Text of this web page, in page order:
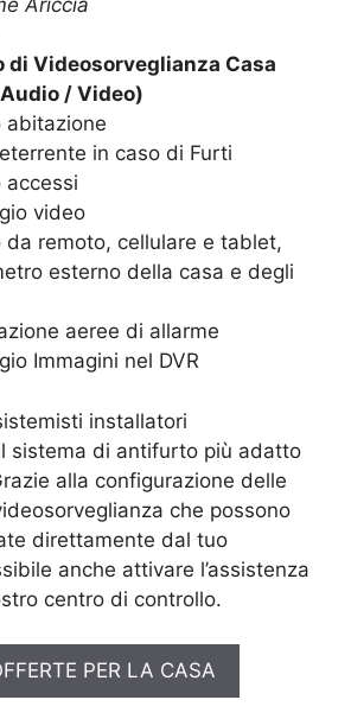
Ariccia
di Videosorveglianza Casa
/ Video)
abitazione
in caso di Furti
accessi
video
da remoto, cellulare e tablet,
esterno della casa e degli
aeree di allarme
Immagini nel DVR
installatori
sistema di antifurto più adatto
alla configurazione delle
che possono
direttamente dal tuo
anche attivare l’assistenza
centro di controllo.
PER LA CASA